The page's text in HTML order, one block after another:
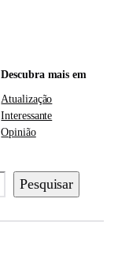
Descubra mais em
Atualização
Interessante
Opinião
Pesquisar